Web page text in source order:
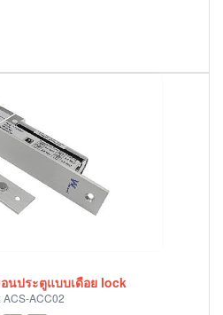
นประตูแบบเดือย lock
ACS-ACC02